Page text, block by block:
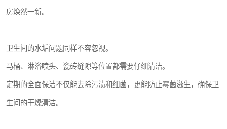
房焕然一新。
卫生间的水垢问题同样不容忽视。
马桶、淋浴喷头、瓷砖缝隙等位置都需要仔细清洁。
定期的全面保洁不仅能去除污渍和细菌，更能防止霉菌滋生，确保卫
生间的干燥清洁。